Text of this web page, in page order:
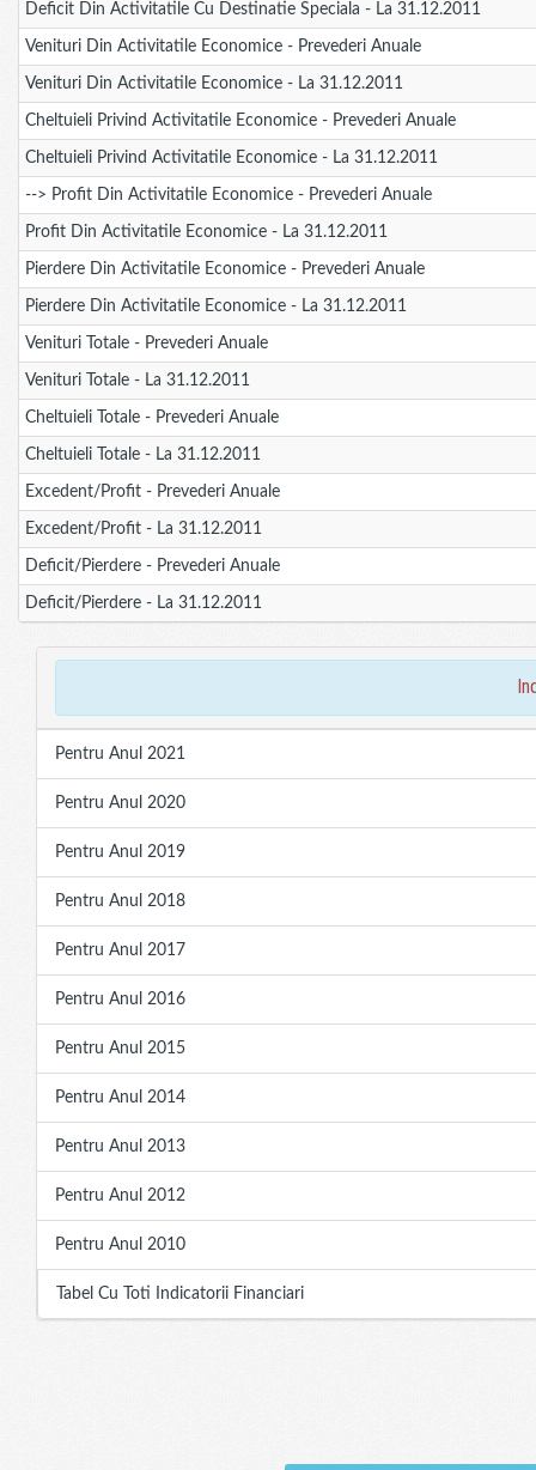
Deficit Din Activitatile Cu Destinatie Speciala - La 31.12.2011
Venituri Din Activitatile Economice - Prevederi Anuale
Venituri Din Activitatile Economice - La 31.12.2011
Cheltuieli Privind Activitatile Economice - Prevederi Anuale
Cheltuieli Privind Activitatile Economice - La 31.12.2011
--> Profit Din Activitatile Economice - Prevederi Anuale
Profit Din Activitatile Economice - La 31.12.2011
Pierdere Din Activitatile Economice - Prevederi Anuale
Pierdere Din Activitatile Economice - La 31.12.2011
Venituri Totale - Prevederi Anuale
Venituri Totale - La 31.12.2011
Cheltuieli Totale - Prevederi Anuale
Cheltuieli Totale - La 31.12.2011
Excedent/Profit - Prevederi Anuale
Excedent/Profit - La 31.12.2011
Deficit/Pierdere - Prevederi Anuale
Deficit/Pierdere - La 31.12.2011
Pentru Anul 2021
Pentru Anul 2020
Pentru Anul 2019
Pentru Anul 2018
Pentru Anul 2017
Pentru Anul 2016
Pentru Anul 2015
Pentru Anul 2014
Pentru Anul 2013
Pentru Anul 2012
Pentru Anul 2010
Tabel Cu Toti Indicatorii Financiari